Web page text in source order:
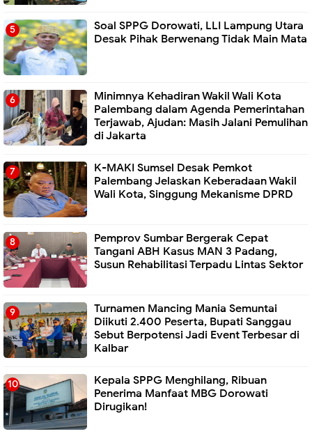
Soal SPPG Dorowati, LLI Lampung Utara
Desak Pihak Berwenang Tidak Main Mata
Minimnya Kehadiran Wakil Wali Kota
Palembang dalam Agenda Pemerintahan
Terjawab, Ajudan: Masih Jalani Pemulihan
di Jakarta
K-MAKI Sumsel Desak Pemkot
Palembang Jelaskan Keberadaan Wakil
Wali Kota, Singgung Mekanisme DPRD
Pemprov Sumbar Bergerak Cepat
Tangani ABH Kasus MAN 3 Padang,
Susun Rehabilitasi Terpadu Lintas Sektor
Turnamen Mancing Mania Semuntai
Diikuti 2.400 Peserta, Bupati Sanggau
Sebut Berpotensi Jadi Event Terbesar di
Kalbar
Kepala SPPG Menghilang, Ribuan
Penerima Manfaat MBG Dorowati
Dirugikan!